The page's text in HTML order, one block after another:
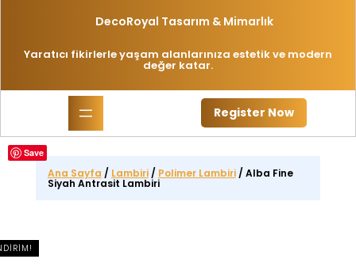
DecoRoyal Tasarım & Mimarlık
Yaratıcı fikirlerle yaşam alanlarınıza estetik ve modern
değer katar.
Register Now
Save
Ana Sayfa / Lambiri/ Polimer Lambiri/ Alba Fine
Siyah Antrasit Lambiri